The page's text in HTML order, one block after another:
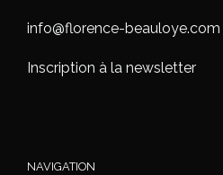
info@florence-beauloye.com
Inscription à la newsletter
NAVIGATION